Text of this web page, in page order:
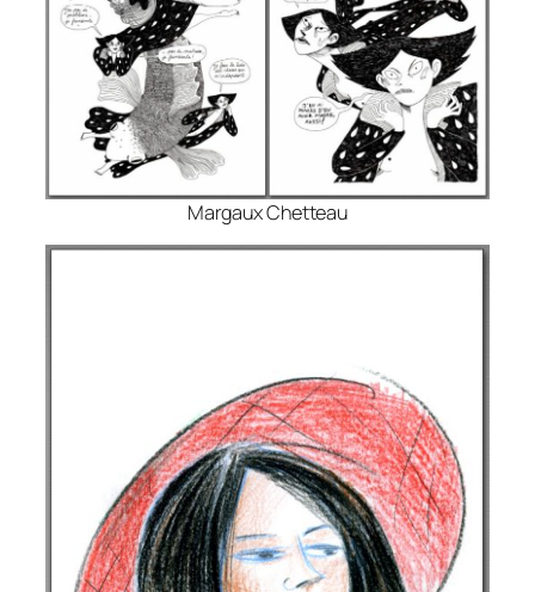
Margaux Chetteau